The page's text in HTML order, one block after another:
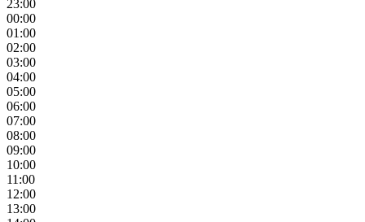
23:00
00:00
01:00
02:00
03:00
04:00
05:00
06:00
07:00
08:00
09:00
10:00
11:00
12:00
13:00